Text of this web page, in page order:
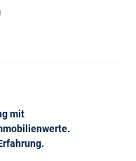
mit